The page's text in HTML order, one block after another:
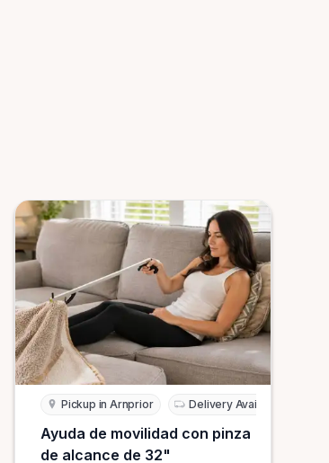
Ayuda de movilidad con pinza
de alcance de 32"
Pickup in Arnprior Delivery Available